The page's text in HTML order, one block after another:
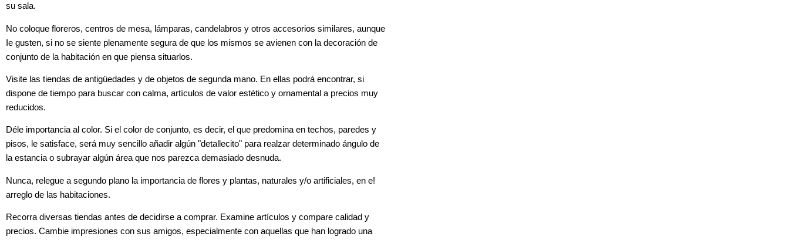
su sala.
No coloque floreros, centros de mesa, lámparas, candelabros y otros accesorios similares, aunque
Ie gusten, si no se siente plenamente segura de que los mismos se avienen con la decoración de
conjunto de la habitación en que piensa situarlos.
Visite las tiendas de antigüedades y de objetos de segunda mano. En ellas podrá encontrar, si
dispone de tiempo para buscar con calma, artículos de valor estético y ornamental a precios muy
reducidos.
Déle importancia al color. Si el color de conjunto, es decir, el que predomina en techos, paredes y
pisos, le satisface, será muy sencillo añadir algún "detallecito" para realzar determinado ángulo de
la estancia o subrayar algún área que nos parezca demasiado desnuda.
Nunca, relegue a segundo plano la importancia de flores y plantas, naturales y/o artificiales, en e!
arreglo de las habitaciones.
Recorra diversas tiendas antes de decidirse a comprar. Examine artículos y compare calidad y
precios. Cambie impresiones con sus amigos, especialmente con aquellas que han logrado una